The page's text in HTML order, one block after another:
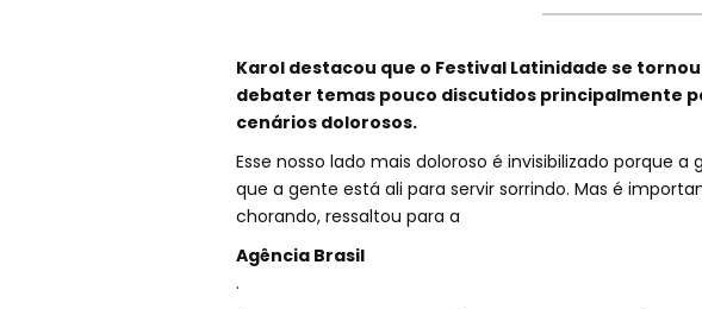
Karol destacou que o Festival Latinidade se
debater temas pouco discutidos principalmente
cenários dolorosos.
Esse nosso lado mais doloroso é invisibilizado porque
que a gente está ali para servir sorrindo. Mas é
chorando, ressaltou para a
Agência Brasil
.